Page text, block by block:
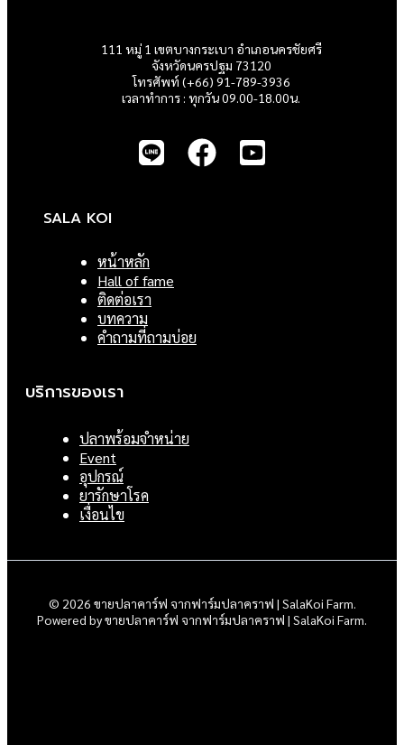
111 หมู่ 1 เขตบางกระเบา อำเภอนครชัยศรี
จังหวัดนครปฐม 73120
โทรศัพท์ (+66) 91-789-3936
เวลาทำการ : ทุกวัน 09.00-18.00น.
SALA KOI
หน้าหลัก
Hall of fame
ติดต่อเรา
บทความ
คำถามที่ถามบ่อย
บริการของเรา
ปลาพร้อมจำหน่าย
Event
อุปกรณ์
ยารักษาโรค
เงื่อนไข
© 2026 ขายปลาคาร์ฟ จากฟาร์มปลาคราฟ | SalaKoi Farm.
Powered by ขายปลาคาร์ฟ จากฟาร์มปลาคราฟ | SalaKoi Farm.